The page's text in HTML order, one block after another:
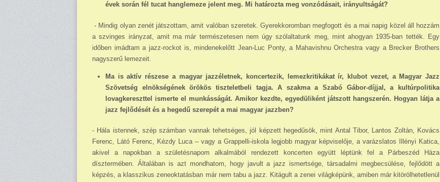
évek során fél tucat hanglemeze jelent meg. Mi határozta meg vonzódásait, irányultságát?
- Mindig olyan zenét játszottam, amit valóban szeretek. Gyerekkoromban megfogott és a mai napig közel áll hozzám
a szvinges irányzat, amit ma már természetesen nem úgy szólaltatunk meg, mint ahogyan 1935-ban tették. Egy
időben imádtam a jazz-rockot is, min­de­nekelőtt Jean-Luc Ponty, a Mahavishnu Orchestra vagy a Brecker Brothers
nagyszerű lemezeit.
Ma is aktív részese a magyar jazzéletnek, koncertezik, lemezkritikákat ír, klubot vezet, a Magyar Jazz
Szövetség elnökségének örökös tiszteletbeli tagja. A szakma a Szabó Gábor-díjjal, a kultúrpolitika
lovagkereszttel ismerte el munkásságát. Amikor kezdte, egyedüliként játszott hangszerén. Hogyan látja a
jazz fejlődését és a hegedű szerepét a mai magyar jazzben?
- Hála istennek, szép számban vannak tehetséges, jól képzett hegedűsök, mint Antal Tibor, Lantos Zoltán, Kovács
Ferenc, Látó Ferenc, Kézdy Luca – vagy a Grappelli-iskola legjobb magyar képviselője, a varázslatos Illényi Katica,
akivel a napokban a születésnapom alkalmából rendezett koncerten együtt léptünk fel a Párbeszéd Háza
dísztermében. Általában is azt mond­hatom, hogy javult a jazz ismertsége, társadalmi megbecsülése, fejlődött a
képzés, a klasszikus zeneoktatásban már nem tabu a jazz. Kitágult a zenei világképünk, amiben már kitörölhetetlenül